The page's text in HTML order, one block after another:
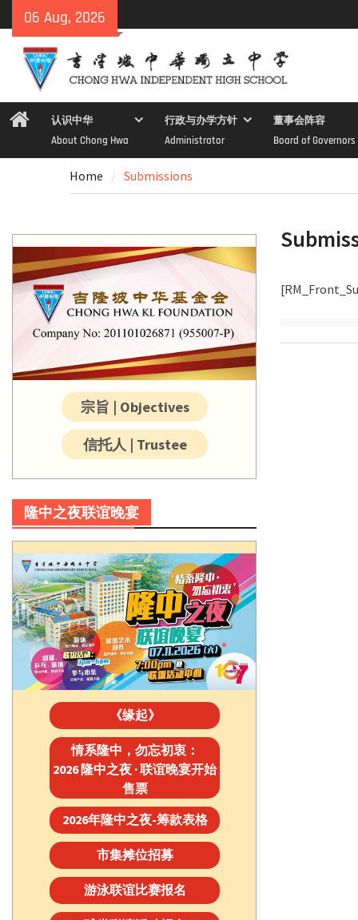
to
content
06 Aug, 2026
Home认识中华
About Chong Hwa
行政与办学方针
Administrator
董事会阵容
Board of Governors
Home Submissions
宗旨 | Objectives
信托人 | Trustee
隆中之夜联谊晚宴
《缘起》
情系隆中，勿忘初衷：
2026 隆中之夜 · 联谊晚宴开始
售票
2026年隆中之夜-筹款表格
市集摊位招募
游泳联谊比赛报名